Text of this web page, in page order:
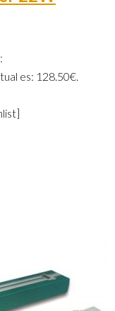
es: 128.50€.